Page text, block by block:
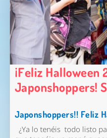
¡Feliz Halloween
Japonshoppers!
Japonshoppers!! Feliz
¿Ya lo tenéis todo listo